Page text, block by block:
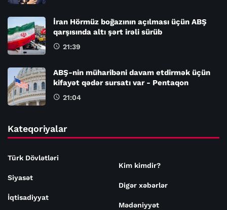
İran Hörmüz boğazının açılması üçün ABŞ
qarşısında altı şərt irəli sürüb
21:39
ABŞ-nin müharibəni davam etdirmək üçün
kifayət qədər sursatı var - Pentaqon
21:04
Kateqoriyalar
Türk Dövlətləri
Siyasət
İqtisadiyyat
Kim kimdir?
Digər xəbərlər
Mədəniyyət